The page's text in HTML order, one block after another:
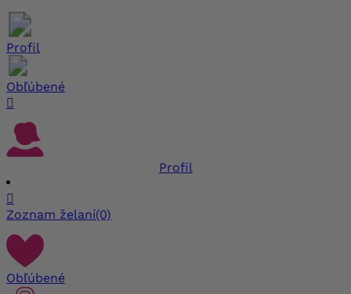
Profil
Obľúbené

Profil

Zoznam želaní(0)
Obľúbené